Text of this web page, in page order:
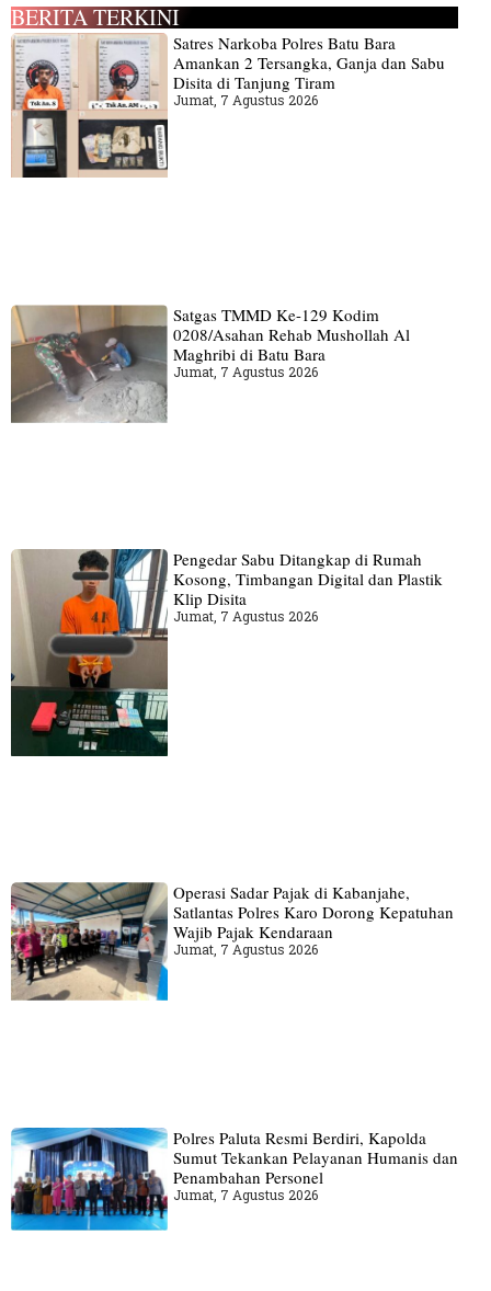
BERITA TERKINI
Satres Narkoba Polres Batu Bara
Amankan 2 Tersangka, Ganja dan Sabu
Disita di Tanjung Tiram
Jumat, 7 Agustus 2026
Satgas TMMD Ke-129 Kodim
0208/Asahan Rehab Mushollah Al
Maghribi di Batu Bara
Jumat, 7 Agustus 2026
Pengedar Sabu Ditangkap di Rumah
Kosong, Timbangan Digital dan Plastik
Klip Disita
Jumat, 7 Agustus 2026
Operasi Sadar Pajak di Kabanjahe,
Satlantas Polres Karo Dorong Kepatuhan
Wajib Pajak Kendaraan
Jumat, 7 Agustus 2026
Polres Paluta Resmi Berdiri, Kapolda
Sumut Tekankan Pelayanan Humanis dan
Penambahan Personel
Jumat, 7 Agustus 2026